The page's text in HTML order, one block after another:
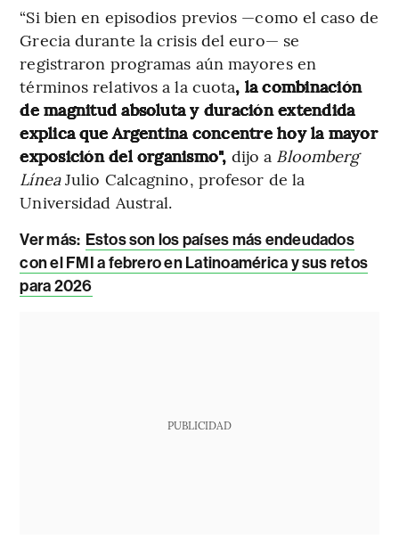
“Si bien en episodios previos —como el caso de
Grecia durante la crisis del euro— se
registraron programas aún mayores en
términos relativos a la cuota, la combinación
de magnitud absoluta y duración extendida
explica que Argentina concentre hoy la mayor
exposición del organismo", dijo a Bloomberg
LíneaJulio Calcagnino, profesor de la
Universidad Austral.
Ver más: Estos son los países más endeudados
con el FMI a febrero en Latinoamérica y sus retos
para 2026
PUBLICIDAD